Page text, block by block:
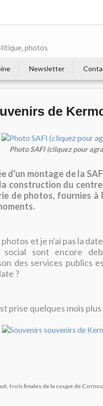
photos
Newsletter
de
Photo SAFI (cliquez pour
d'un montage de la
construction du
de photos, fournies
et je n'ai pas la
sont encore
des services publics
?
prise quelques mois
trois finales de la coupe de